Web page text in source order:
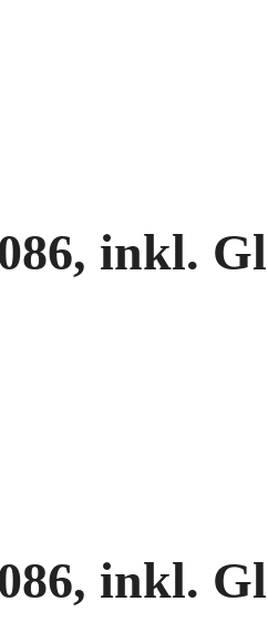
inkl.
inkl.